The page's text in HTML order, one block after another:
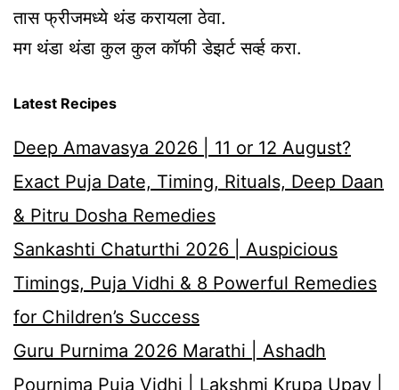
तास फ्रीजमध्ये थंड करायला ठेवा.
मग थंडा थंडा कुल कुल कॉफी डेझर्ट सर्व्ह करा.
Latest Recipes
Deep Amavasya 2026 | 11 or 12 August?
Exact Puja Date, Timing, Rituals, Deep Daan
& Pitru Dosha Remedies
Sankashti Chaturthi 2026 | Auspicious
Timings, Puja Vidhi & 8 Powerful Remedies
for Children’s Success
Guru Purnima 2026 Marathi | Ashadh
Pournima Puja Vidhi | Lakshmi Krupa Upay |